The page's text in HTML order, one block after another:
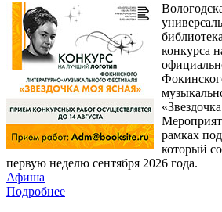
конкурса
рамках
который
первую неделю сентября 2026 года.
Афиша
Подробнее